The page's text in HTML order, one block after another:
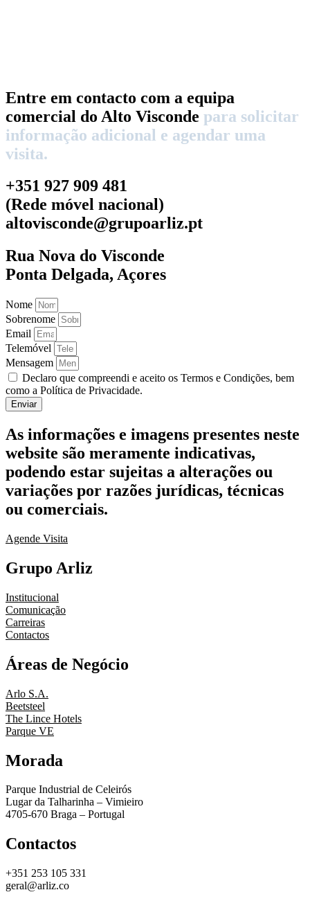
Entre em contacto com a equipa
comercial do Alto Visconde para solicitar
informação adicional e agendar uma
visita.
+351 927 909 481
(Rede móvel nacional)
altovisconde@grupoarliz.pt
Rua Nova do Visconde
Ponta Delgada, Açores
Nome
Sobrenome
Email
Telemóvel
Mensagem
Declaro que compreendi e aceito os Termos e Condições, bem
como a Política de Privacidade.
Enviar
As informações e imagens presentes neste
website são meramente indicativas,
podendo estar sujeitas a alterações ou
variações por razões jurídicas, técnicas
ou comerciais.
Agende Visita
Grupo Arliz
Institucional
Comunicação
Carreiras
Contactos
Áreas de Negócio
Arlo S.A.
Beetsteel
The Lince Hotels
Parque VE
Morada
Parque Industrial de Celeirós
Lugar da Talharinha – Vimieiro
4705-670 Braga – Portugal
Contactos
+351 253 105 331
geral@arliz.co